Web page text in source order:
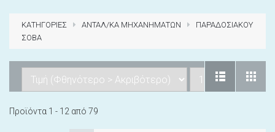
ΚΑΤΗΓΟΡΙΕΣ ΑΝΤΑΛ/ΚΑ ΜΗΧΑΝΗΜΑΤΩΝ
ΠΑΡΑΔΟΣΙΑΚΟΥ
ΣΟΒΑ
Προϊόντα 1 - 12 από 79